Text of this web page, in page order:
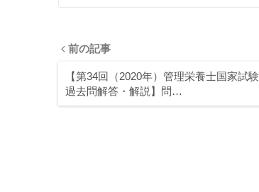
前の記事
【第34回（2020年）管理栄養士国家試験
過去問解答・解説】問…